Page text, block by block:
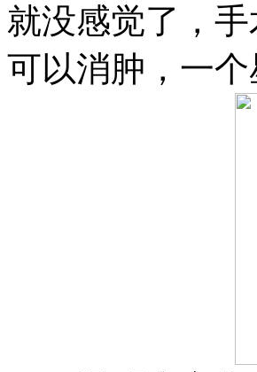
就没感觉了，
可以消肿，一